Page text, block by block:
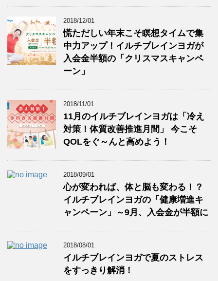
2018/12/01
慌ただしい年末こそ瞑想タイムで集
中力アップ！イルチブレインヨガが
入会金半額の「クリスマスキャンペ
ーン」
2018/11/01
11月のイルチブレインヨガは「冷え
対策！体質改善推進月間」 今こそ
QOLをぐ～んと高めよう！
2018/09/01
心が変われば、体と脳も変わる！？
イルチブレインヨガの「健康増進キ
ャンペーン」～9月、入会金が半額に
2018/08/01
イルチブレインヨガで夏のストレス
をすっきり解消！